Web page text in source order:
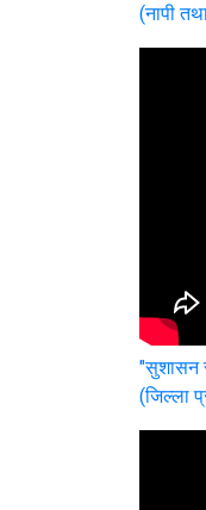
(नापी
"सुशासन
(जिल्ला